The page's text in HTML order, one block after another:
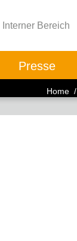
Interner Bereich
Presse
Home